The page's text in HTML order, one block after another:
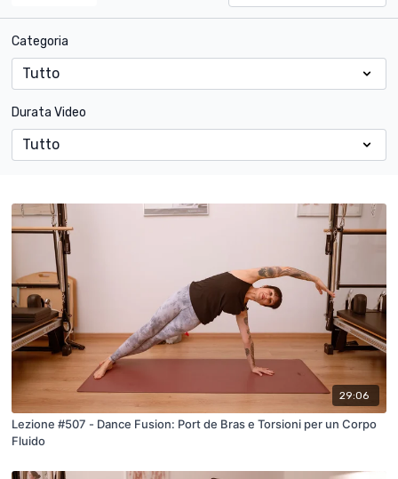
Categoria
Durata Video
29:06
Lezione #507 - Dance Fusion: Port de Bras e Torsioni per un Corpo
Fluido